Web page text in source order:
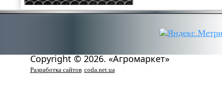
Copyright © 2026. «Агромаркет»
Разработка сайтов coda.net.ua